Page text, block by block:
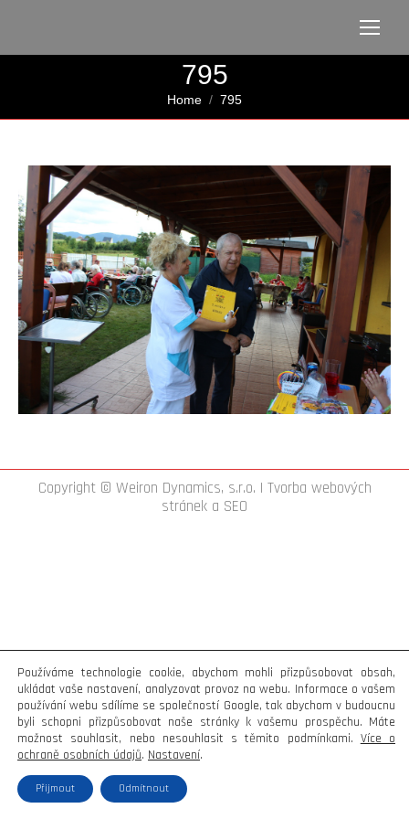
795
You are here:
Home 795
Copyright © Weiron Dynamics, s.r.o. | Tvorba webových
stránek a SEO
Používáme technologie cookie, abychom mohli přizpůsobovat obsah,
ukládat vaše nastavení, analyzovat provoz na webu. Informace o vašem
používání webu sdílíme se společností Google, tak abychom v budoucnu
byli schopni přizpůsobovat naše stránky k vašemu prospěchu. Máte
možnost souhlasit, nebo nesouhlasit s těmito podmínkami. Více o
ochraně osobních údajů. Nastavení.
Přijmout Odmítnout